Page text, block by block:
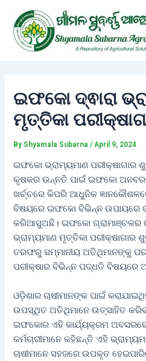
content
ଇଫକୋ ଦ୍ଵାରା
ମୃତ୍ତିକା
By Shyamala Subarna/April 9, 2024
ଇଫକୋ ଭ୍ରାମ୍ୟମାଣ ପରୀକ୍ଷାଗାର
କୃଷକର ଉନ୍ନତି ପାଇଁ ଇଫକୋ
ଖର୍ଚ୍ଚରେ କିପରି ଆଧୁନିକ
ବିଷୟରେ ଇଫକୋ ବିଭିନ୍ନ ଉପାୟରେ
କରିଆସୁଅଛି। ଇଫକୋ ଗ୍ରାମାଞ୍ଚଳର
ଭ୍ରାମ୍ୟମାଣ ମୃତ୍ତିକା
ତରଫରୁ ସମ୍ମାନୀୟ ଅତିଥିମାନଙ୍କୁ
ପରୀକ୍ଷାର ବିଭିନ୍ନ ପଦ୍ଧତି ବିଷୟରେ
ଓଡ଼ିଶାର ଚାଷୀମାନଙ୍କ ପାଇଁ
ଉପସ୍ଥିତ ଅତିଥିମାନେ ଉତ୍ସାହିତ
ଇଫକୋର ଏହି କାର୍ଯ୍ୟକ୍ରମ
କର୍ମଚାରୀମାନେ କହିଛନ୍ତି ଏହି
ଚାଷୀମାନେ ସହଜରେ ଉପକୃତ
navigation